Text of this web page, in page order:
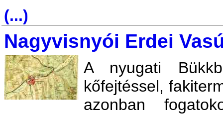
(...)
Nagyvisnyói Erdei
A nyugati
kőfejtéssel,
azonban